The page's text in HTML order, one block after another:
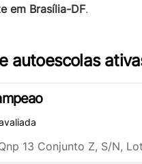
em Brasília-DF.
autoescolas
13 Conjunto Z, S/N,